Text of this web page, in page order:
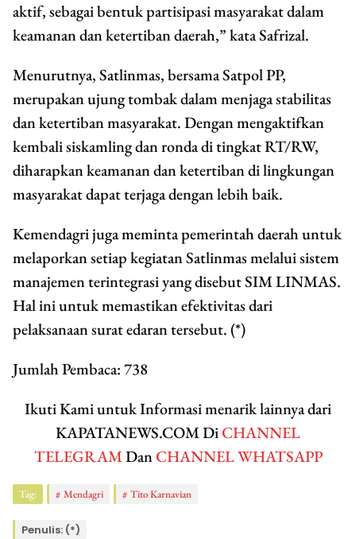
aktif, sebagai bentuk partisipasi masyarakat dalam
keamanan dan ketertiban daerah,” kata Safrizal.
Menurutnya, Satlinmas, bersama Satpol PP,
merupakan ujung tombak dalam menjaga stabilitas
dan ketertiban masyarakat. Dengan mengaktifkan
kembali siskamling dan ronda di tingkat RT/RW,
diharapkan keamanan dan ketertiban di lingkungan
masyarakat dapat terjaga dengan lebih baik.
Kemendagri juga meminta pemerintah daerah untuk
melaporkan setiap kegiatan Satlinmas melalui sistem
manajemen terintegrasi yang disebut SIM LINMAS.
Hal ini untuk memastikan efektivitas dari
pelaksanaan surat edaran tersebut. (*)
Jumlah Pembaca:738
Ikuti Kami untuk Informasi menarik lainnya dari
KAPATANEWS.COM DiCHANNEL
TELEGRAMDanCHANNEL WHATSAPP
Tag: Mendagri Tito Karnavian
Penulis: (*)